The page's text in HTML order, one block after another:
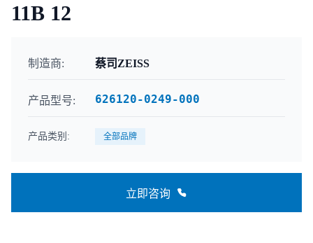
11B 12
制造商: 蔡司ZEISS
产品型号: 626120-0249-000
产品类别: 全部品牌
立即咨询